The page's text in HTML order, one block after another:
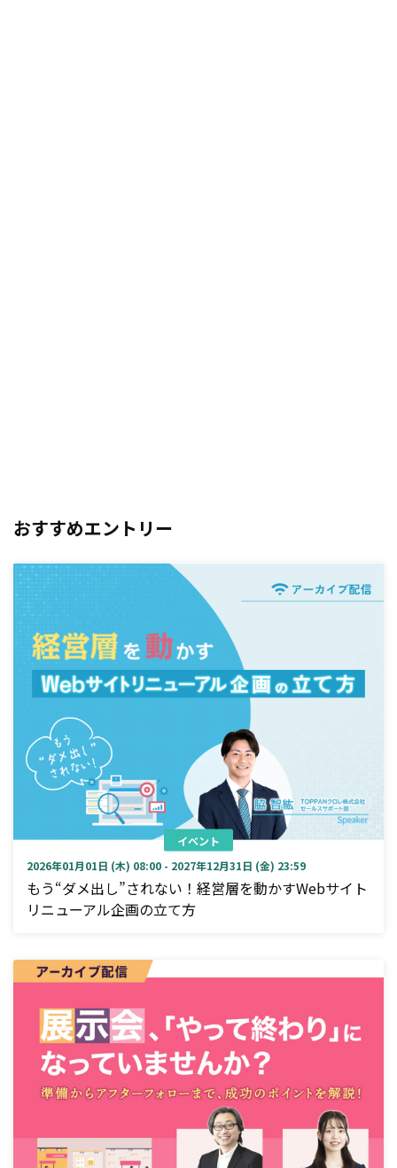
おすすめエントリー
イベント
2026年01月01日 (木) 08:00 - 2027年12月31日 (金) 23:59
もう“ダメ出し”されない！経営層を動かすWebサイト
リニューアル企画の立て方